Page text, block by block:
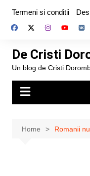
content
Termeni si conditii
De Cristi
Un blog de Cristi
Home Romanii